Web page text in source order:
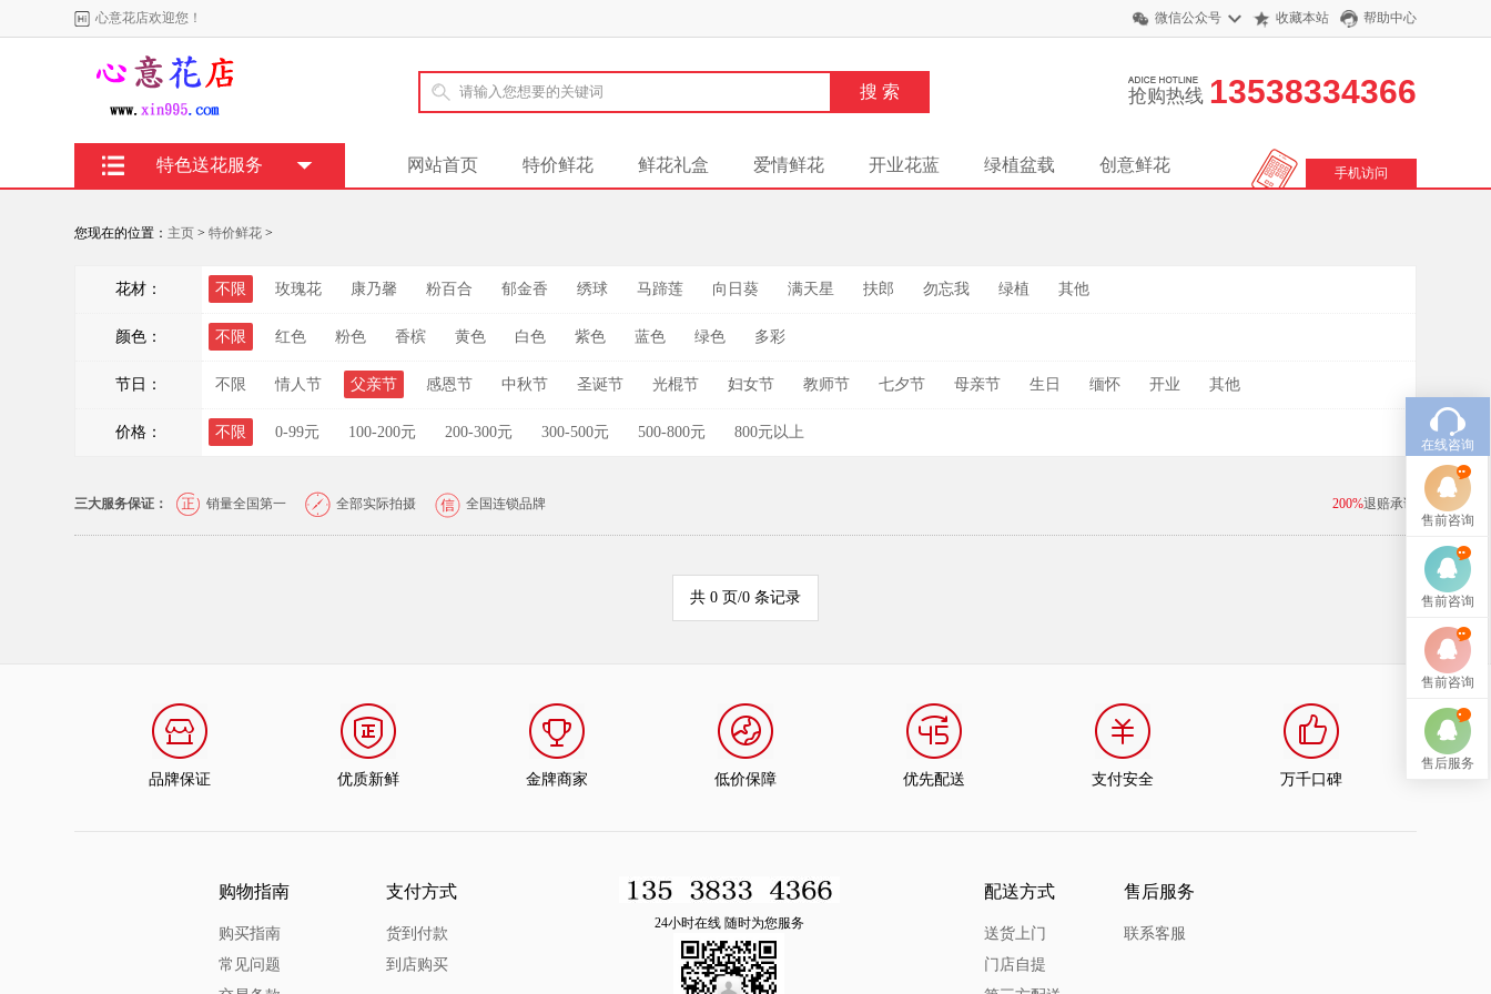
心意花店欢迎您！ 微信公众号 收藏本站 帮助中心
抢购热线 13538334366
网站首页 特价鲜花 鲜花礼盒 爱情鲜花 开业花蓝 绿植盆载 创意鲜花 手机访问
特色送花服务
您现在的位置： 主页 > 特价鲜花 >
花材： 不限 玫瑰花 康乃馨 粉百合 郁金香 绣球 马蹄莲 向日葵 满天星 扶郎 勿忘我 绿植 其他
颜色： 不限 红色 粉色 香槟 黄色 白色 紫色 蓝色 绿色 多彩
节日： 不限 情人节 父亲节 感恩节 中秋节 圣诞节 光棍节 妇女节 教师节 七夕节 母亲节 生日 缅怀 开业 其他
价格： 不限 0-99元 100-200元 200-300元 300-500元 500-800元 800元以上
三大服务保证： 销量全国第一 全部实际拍摄 全国连锁品牌 200%退赔承诺
共 0 页/0 条记录
品牌保证 优质新鲜 金牌商家 低价保障 优先配送 支付安全 万千口碑
购物指南
购买指南
常见问题
支付方式
货到付款
到店购买
24小时在线 随时为您服务
配送方式
送货上门
门店自提
售后服务
联系客服
在线咨询
售前咨询
售前咨询
售前咨询
售后服务